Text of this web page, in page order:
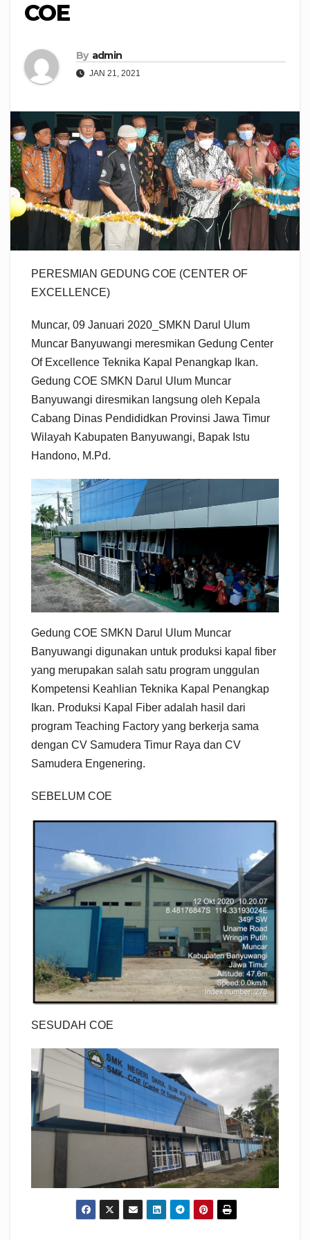
COE
By admin
JAN 21, 2021
PERESMIAN GEDUNG COE (CENTER OF
EXCELLENCE)
Muncar, 09 Januari 2020_SMKN Darul Ulum
Muncar Banyuwangi meresmikan Gedung Center
Of Excellence Teknika Kapal Penangkap Ikan.
Gedung COE SMKN Darul Ulum Muncar
Banyuwangi diresmikan langsung oleh Kepala
Cabang Dinas Pendididkan Provinsi Jawa Timur
Wilayah Kabupaten Banyuwangi, Bapak Istu
Handono, M.Pd.
Gedung COE SMKN Darul Ulum Muncar
Banyuwangi digunakan untuk produksi kapal fiber
yang merupakan salah satu program unggulan
Kompetensi Keahlian Teknika Kapal Penangkap
Ikan. Produksi Kapal Fiber adalah hasil dari
program Teaching Factory yang berkerja sama
dengan CV Samudera Timur Raya dan CV
Samudera Engenering.
SEBELUM COE
SESUDAH COE